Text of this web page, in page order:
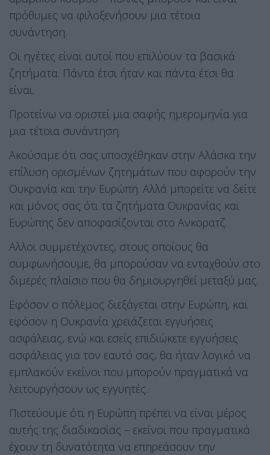
πρόθυμες να φιλοξενήσουν μια τέτοια
συνάντηση.
Οι ηγέτες είναι αυτοί που επιλύουν τα βασικά
ζητήματα. Πάντα έτσι ήταν και πάντα έτσι θα
είναι.
Προτείνω να οριστεί μια σαφής ημερομηνία για
μια τέτοια συνάντηση.
Ακούσαμε ότι σας υποσχέθηκαν στην Αλάσκα την
επίλυση ορισμένων ζητημάτων που αφορούν την
Ουκρανία και την Ευρώπη. Αλλά μπορείτε να δείτε
και μόνος σας ότι τα ζητήματα Ουκρανίας και
Ευρώπης δεν αποφασίζονται στο Ανκορατζ.
Αλλοι συμμετέχοντες, στους οποίους θα
συμφωνήσουμε, θα μπορούσαν να ενταχθούν στο
διμερές πλαίσιο που θα δημιουργηθεί μεταξύ μας.
Εφόσον ο πόλεμος διεξάγεται στην Ευρώπη, και
εφόσον η Ουκρανία χρειάζεται εγγυήσεις
ασφάλειας, ενώ και εσείς επιδιώκετε εγγυήσεις
ασφάλειας για τον εαυτό σας, θα ήταν λογικό να
εμπλακούν εκείνοι που μπορούν πραγματικά να
λειτουργήσουν ως εγγυητές.
Πιστεύουμε ότι η Ευρώπη πρέπει να είναι μέρος
αυτής της διαδικασίας – εκείνοι που πραγματικά
έχουν τη δυνατότητα να επηρεάσουν την